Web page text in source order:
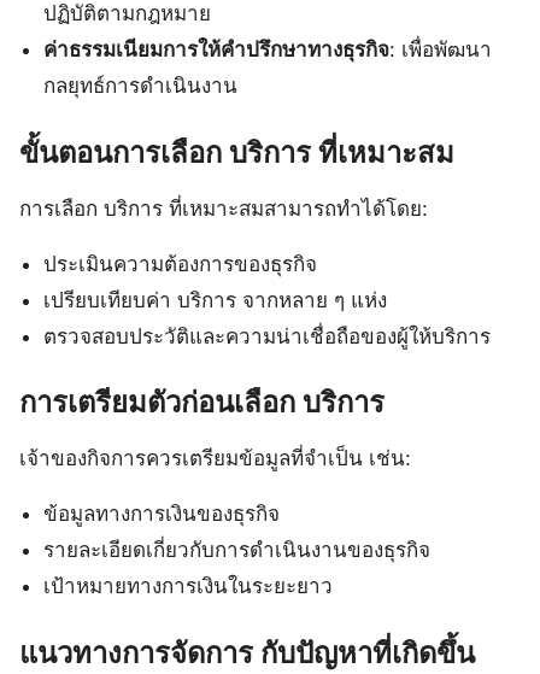
ปฏิบัติตามกฎหมาย
ค่าธรรมเนียมการให้คำปรึกษาทางธุรกิจ: เพื่อพัฒนา
กลยุทธ์การดำเนินงาน
ขั้นตอนการเลือก บริการ ที่เหมาะสม
การเลือก บริการ ที่เหมาะสมสามารถทำได้โดย:
ประเมินความต้องการของธุรกิจ
เปรียบเทียบค่า บริการ จากหลาย ๆ แห่ง
ตรวจสอบประวัติและความน่าเชื่อถือของผู้ให้บริการ
การเตรียมตัวก่อนเลือก บริการ
เจ้าของกิจการควรเตรียมข้อมูลที่จำเป็น เช่น:
ข้อมูลทางการเงินของธุรกิจ
รายละเอียดเกี่ยวกับการดำเนินงานของธุรกิจ
เป้าหมายทางการเงินในระยะยาว
แนวทางการจัดการ กับปัญหาที่เกิดขึ้น